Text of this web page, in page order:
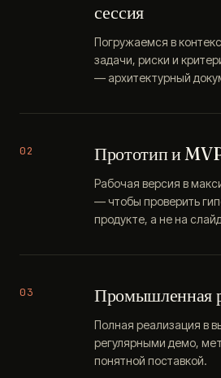
сессия
Погружаемся в
задачи, риски и
— архитектурный
02 Прототип и
Рабочая версия в
— чтобы проверить
продукте, а не на
03 Промышленная
Полная реализация в
регулярными демо,
понятной поставкой.